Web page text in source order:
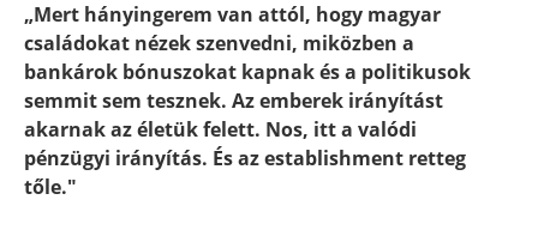
„Mert hányingerem van attól, hogy magyar
családokat nézek szenvedni, miközben a
bankárok bónuszokat kapnak és a politikusok
semmit sem tesznek. Az emberek irányítást
akarnak az életük felett. Nos, itt a valódi
pénzügyi irányítás. És az establishment retteg
tőle."